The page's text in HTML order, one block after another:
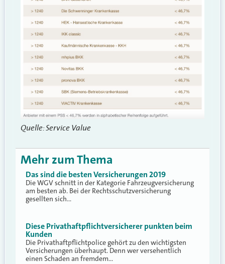
Quelle: Service Value
Mehr zum Thema
Das sind die besten Versicherungen 2019
Die WGV schnitt in der Kategorie Fahrzeugversicherung
am besten ab. Bei der Rechtsschutzversicherung
gesellten sich…
Diese Privathaftpflichtversicherer punkten beim
Kunden
Die Privathaftpflichtpolice gehört zu den wichtigsten
Versicherungen überhaupt. Denn wer versehentlich
einen Schaden an fremdem…